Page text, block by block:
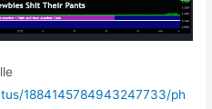
1884145784943247733/ph